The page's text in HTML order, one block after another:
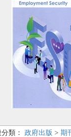
類： 政府出版 > 期